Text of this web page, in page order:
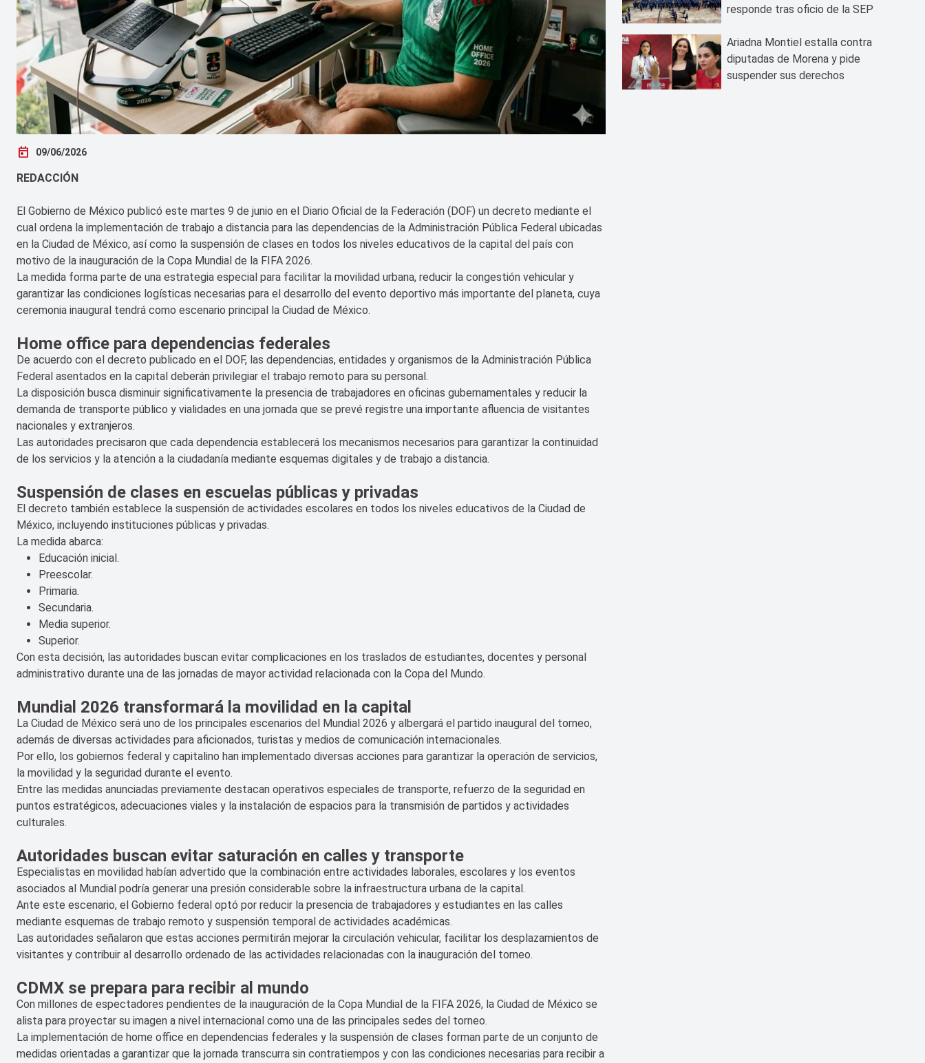
today 09/06/2026
REDACCIÓN
El Gobierno de México publicó este martes 9 de junio en el Diario Oficial de la Federación (DOF) un decreto mediante el
cual ordena la implementación de trabajo a distancia para las dependencias de la Administración Pública Federal ubicadas
en la Ciudad de México, así como la suspensión de clases en todos los niveles educativos de la capital del país con
motivo de la inauguración de la Copa Mundial de la FIFA 2026.
La medida forma parte de una estrategia especial para facilitar la movilidad urbana, reducir la congestión vehicular y
garantizar las condiciones logísticas necesarias para el desarrollo del evento deportivo más importante del planeta, cuya
ceremonia inaugural tendrá como escenario principal la Ciudad de México.
Home office para dependencias federales
De acuerdo con el decreto publicado en el DOF, las dependencias, entidades y organismos de la Administración Pública
Federal asentados en la capital deberán privilegiar el trabajo remoto para su personal.
La disposición busca disminuir significativamente la presencia de trabajadores en oficinas gubernamentales y reducir la
demanda de transporte público y vialidades en una jornada que se prevé registre una importante afluencia de visitantes
nacionales y extranjeros.
Las autoridades precisaron que cada dependencia establecerá los mecanismos necesarios para garantizar la continuidad
de los servicios y la atención a la ciudadanía mediante esquemas digitales y de trabajo a distancia.
Suspensión de clases en escuelas públicas y privadas
El decreto también establece la suspensión de actividades escolares en todos los niveles educativos de la Ciudad de
México, incluyendo instituciones públicas y privadas.
La medida abarca:
Educación inicial.
Preescolar.
Primaria.
Secundaria.
Media superior.
Superior.
Con esta decisión, las autoridades buscan evitar complicaciones en los traslados de estudiantes, docentes y personal
administrativo durante una de las jornadas de mayor actividad relacionada con la Copa del Mundo.
Mundial 2026 transformará la movilidad en la capital
La Ciudad de México será uno de los principales escenarios del Mundial 2026 y albergará el partido inaugural del torneo,
además de diversas actividades para aficionados, turistas y medios de comunicación internacionales.
Por ello, los gobiernos federal y capitalino han implementado diversas acciones para garantizar la operación de servicios,
la movilidad y la seguridad durante el evento.
Entre las medidas anunciadas previamente destacan operativos especiales de transporte, refuerzo de la seguridad en
puntos estratégicos, adecuaciones viales y la instalación de espacios para la transmisión de partidos y actividades
culturales.
Autoridades buscan evitar saturación en calles y transporte
Especialistas en movilidad habían advertido que la combinación entre actividades laborales, escolares y los eventos
asociados al Mundial podría generar una presión considerable sobre la infraestructura urbana de la capital.
Ante este escenario, el Gobierno federal optó por reducir la presencia de trabajadores y estudiantes en las calles
mediante esquemas de trabajo remoto y suspensión temporal de actividades académicas.
Las autoridades señalaron que estas acciones permitirán mejorar la circulación vehicular, facilitar los desplazamientos de
visitantes y contribuir al desarrollo ordenado de las actividades relacionadas con la inauguración del torneo.
CDMX se prepara para recibir al mundo
Con millones de espectadores pendientes de la inauguración de la Copa Mundial de la FIFA 2026, la Ciudad de México se
alista para proyectar su imagen a nivel internacional como una de las principales sedes del torneo.
La implementación de home office en dependencias federales y la suspensión de clases forman parte de un conjunto de
medidas orientadas a garantizar que la jornada transcurra sin contratiempos y con las condiciones necesarias para recibir a
responde tras oficio de la SEP
Ariadna Montiel estalla contra
diputadas de Morena y pide
suspender sus derechos